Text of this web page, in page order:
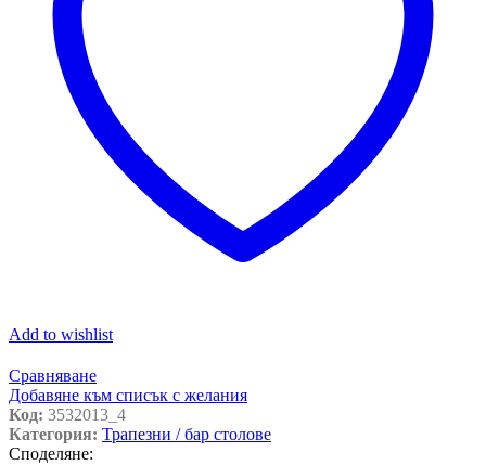
Add to wishlist
Сравняване
Добавяне към списък с желания
Код: 3532013_4
Категория: Трапезни / бар столове
Споделяне: